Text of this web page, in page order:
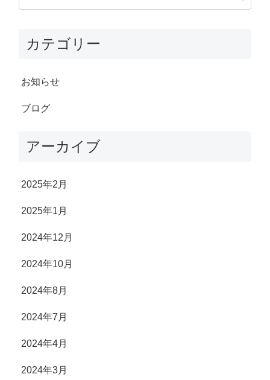
カテゴリー
お知らせ
ブログ
アーカイブ
2025年2月
2025年1月
2024年12月
2024年10月
2024年8月
2024年7月
2024年4月
2024年3月